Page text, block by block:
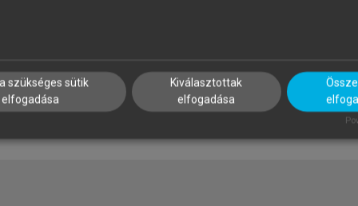
szükséges sütik
elfogadása
Kiválasztottak
elfogadása